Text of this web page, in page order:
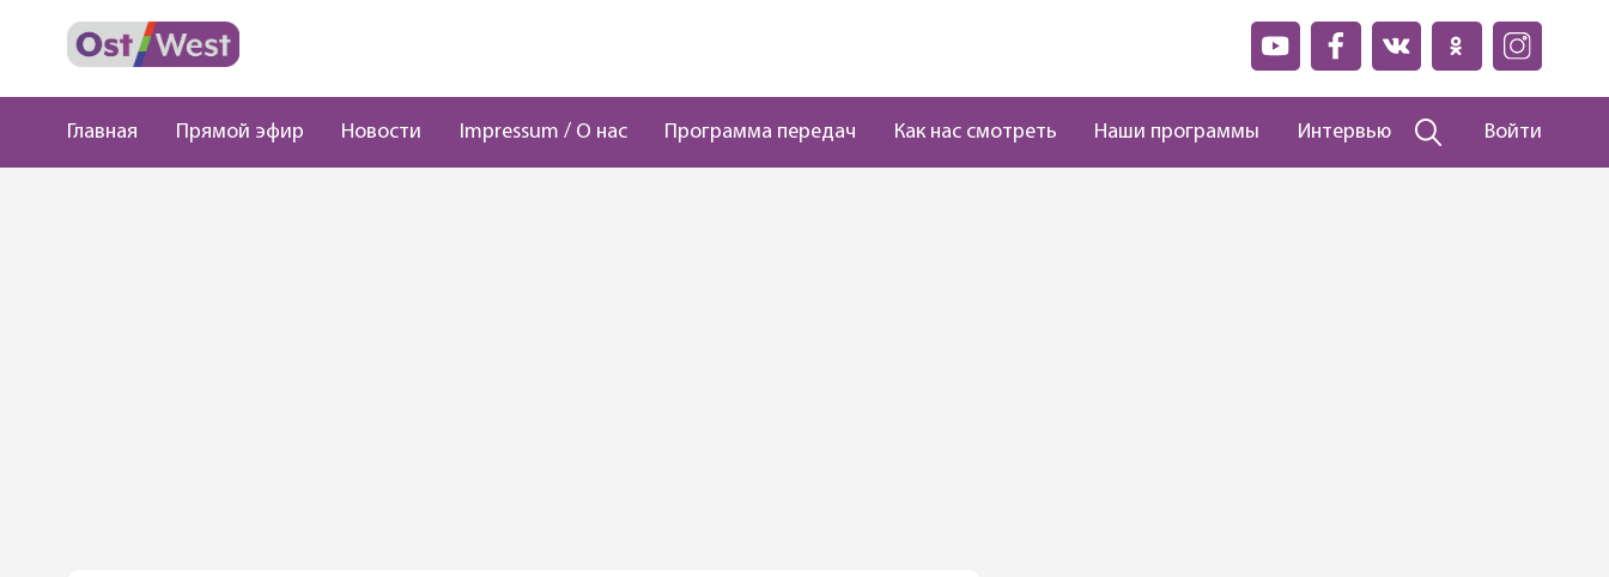
Главная Прямой эфир Новости Impressum / О нас Программа передач Как нас смотреть Наши программы Интервью Войти